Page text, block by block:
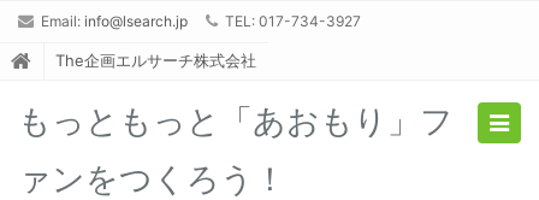
Email: info@lsearch.jp TEL: 017-734-3927
The企画エルサーチ株式会社
もっともっと「あおもり」フ
ァンをつくろう！